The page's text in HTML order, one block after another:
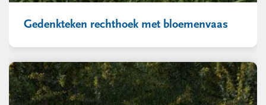
Gedenkteken rechthoek met bloemenvaas